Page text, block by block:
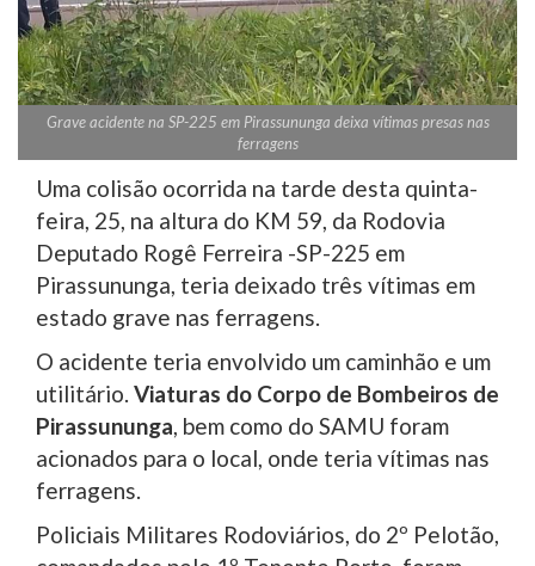
Grave acidente na SP-225 em Pirassununga deixa vítimas presas nas
ferragens
Uma colisão ocorrida na tarde desta quinta-
feira, 25, na altura do KM 59, da Rodovia
Deputado Rogê Ferreira -SP-225 em
Pirassununga, teria deixado três vítimas em
estado grave nas ferragens.
O acidente teria envolvido um caminhão e um
utilitário. Viaturas do Corpo de Bombeiros de
Pirassununga, bem como do SAMU foram
acionados para o local, onde teria vítimas nas
ferragens.
Policiais Militares Rodoviários, do 2º Pelotão,